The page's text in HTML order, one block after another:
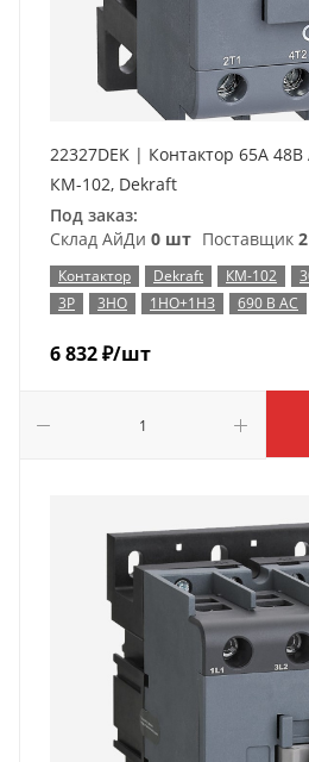
22327DEK | Контактор 65А
КМ-102, Dekraft
Под заказ:
Склад АйДи 0 шт Поставщик
Контактор Dekraft КМ-102
3P
3НО 1НО+1НЗ 690 В AC
6 832₽/шт